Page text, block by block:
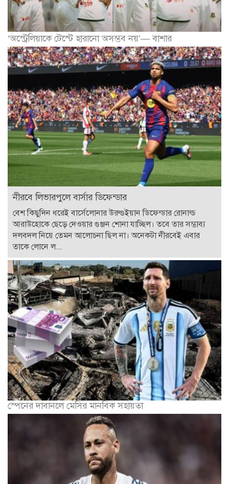
‘অস্ট্রেলিয়াকে টেস্টে হারানো অসম্ভব নয়’— বাশার
নীরবে লিভারপুলে বার্সার ডিফেন্ডার
বেশ কিছুদিন ধরেই বার্সেলোনার উরুগুইয়ান ডিফেন্ডার রোনাল্ড
আরাউহোকে ছেড়ে দেওয়ার গুঞ্জন শোনা যাচ্ছিল। তবে তার সম্ভাব্য
দলবদল নিয়ে তেমন আলোচনা ছিল না। অনেকটা নীরবেই এবার
তাকে লোনে ল...
স্পেনের দাবানলে মেসির মানবিক সহায়তা